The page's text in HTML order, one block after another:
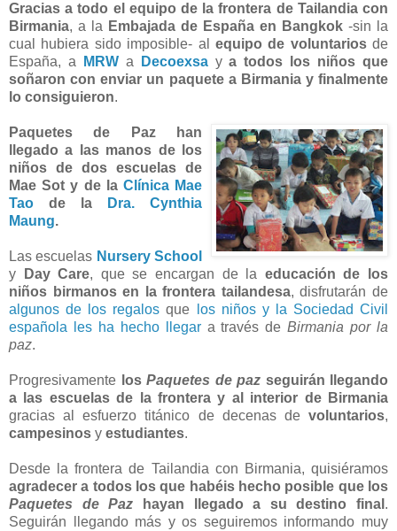
Gracias a todo el equipo de la frontera de Tailandia con
Birmania, a la Embajada de España en Bangkok -sin la
cual hubiera sido imposible- al equipo de voluntariosde
España, a
MRW a Decoexsaya todos los niños que
soñaron con enviar un paquete a Birmania y finalmente
lo consiguieron.
Paquetes de Paz han
llegado a las manos de los
niños de dos escuelas de
Mae Sot y de la Clínica Mae
Tao de la
Dra. Cynthia
Maung.
Las escuelas Nursery School
y
Day Care, que se encargan de la educación de los
niños birmanos en la frontera tailandesa, disfrutarán de
algunos de los regalos que
los niños y la Sociedad Civil
española les ha hecho llegara través deBirmania por la
paz.
Progresivamente los Paquetes de paz seguirán llegando
a las escuelas de la frontera y al interior de Birmania
gracias al esfuerzo titánico de decenas de voluntarios,
campesinos y estudiantes.
Desde la frontera de Tailandia con Birmania, quisiéramos
agradecer a todos los que habéis hecho posible que los
Paquetes de Paz hayan llegado a su destino final .
Seguirán llegando más y os seguiremos informando muy